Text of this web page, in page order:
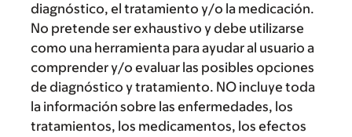
diagnóstico, el tratamiento y/o la medicación.
No pretende ser exhaustivo y debe utilizarse
como una herramienta para ayudar al usuario a
comprender y/o evaluar las posibles opciones
de diagnóstico y tratamiento. NO incluye toda
la información sobre las enfermedades, los
tratamientos, los medicamentos, los efectos